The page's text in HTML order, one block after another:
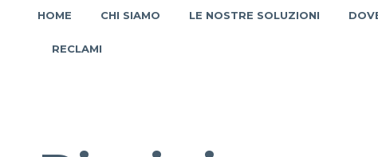
HOME CHI SIAMO LE NOSTRE SOLUZIONI
RECLAMI